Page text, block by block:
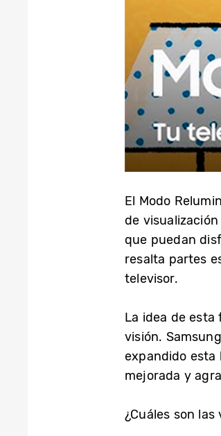
El Modo
de
que puedan
resalta partes
televisor.
La idea de
visión.
expandido esta
mejorada y
¿Cuáles son